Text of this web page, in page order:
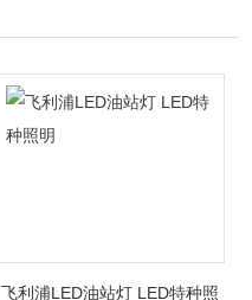
飞利浦LED油站灯 LED特种照